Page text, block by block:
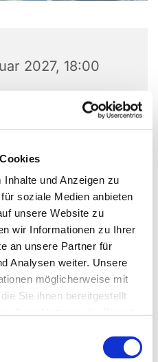
und Anzeigen zu
soziale Medien anbieten
unsere Website zu
wir Informationen zu Ihrer
an unsere Partner für
Analysen weiter. Unsere
möglicherweise mit
Sie ihnen bereitgestellt
2027, 18:00
Saal, Laerer